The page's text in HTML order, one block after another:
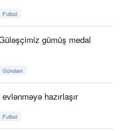
Futbol
gümüş medal
Gündəm
hazırlaşır
Futbol